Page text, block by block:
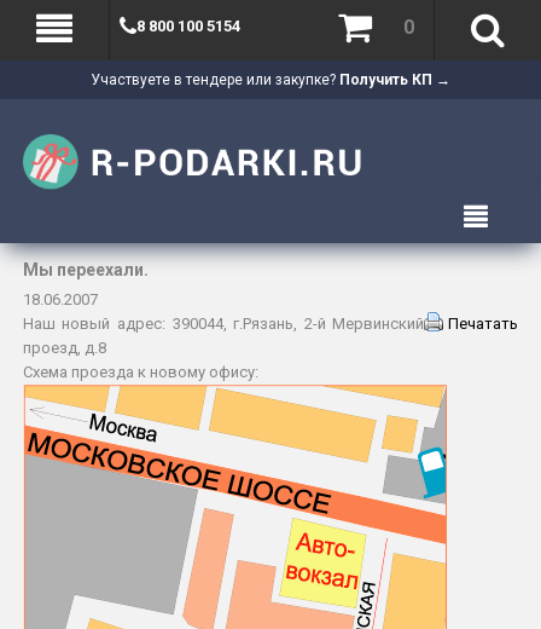
Участвуете в тендере или закупке? Получить КП →
8 800 100 5154 0
Мы переехали.
18.06.2007
Печатать
Наш новый адрес: 390044, г.Рязань, 2-й Мервинский
проезд, д.8
Схема проезда к новому офису: